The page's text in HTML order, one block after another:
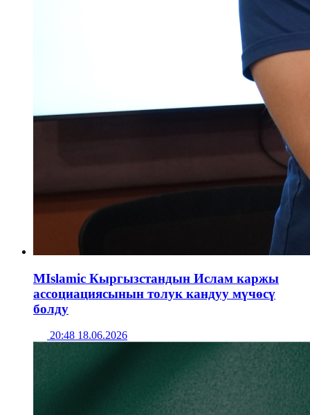
MIslamic Кыргызстандын Ислам каржы
ассоциациясынын толук кандуу мүчөсү
болду
20:48 18.06.2026